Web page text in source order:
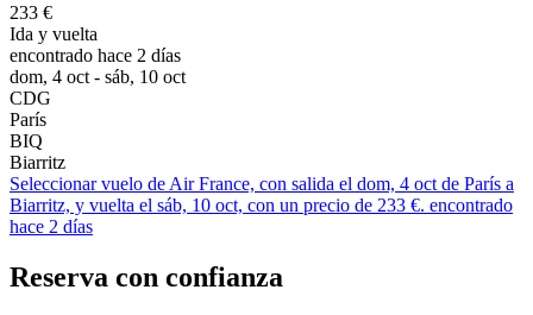
233 €
Ida y vuelta
encontrado hace 2 días
dom, 4 oct - sáb, 10 oct
CDG
París
BIQ
Biarritz
Seleccionar vuelo de Air France, con salida el dom, 4 oct de París a
Biarritz, y vuelta el sáb, 10 oct, con un precio de 233 €. encontrado
hace 2 días
Reserva con confianza